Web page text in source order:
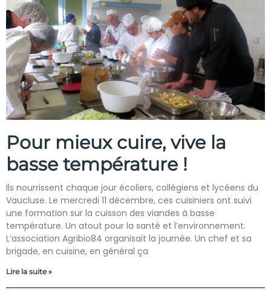
Pour mieux cuire, vive la
basse température !
Ils nourrissent chaque jour écoliers, collégiens et lycéens du
Vaucluse. Le mercredi 11 décembre, ces cuisiniers ont suivi
une formation sur la cuisson des viandes à basse
température. Un atout pour la santé et l’environnement.
L’association Agribio84 organisait la journée. Un chef et sa
brigade, en cuisine, en général ça
Lire la suite »